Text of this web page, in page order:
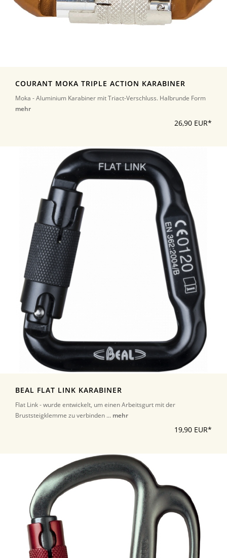
COURANT MOKA TRIPLE ACTION KARABINER
Moka - Aluminium Karabiner mit Triact-Verschluss. Halbrunde Form
mehr
26,90 EUR*
BEAL FLAT LINK KARABINER
Flat Link - wurde entwickelt, um einen Arbeitsgurt mit der
Bruststeigklemme zu verbinden ... mehr
19,90 EUR*